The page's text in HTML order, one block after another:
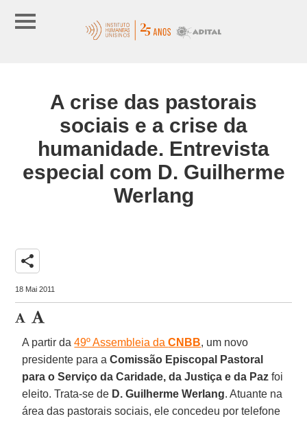
A crise das pastorais
sociais e a crise da
humanidade. Entrevista
especial com D. Guilherme
Werlang
share
18 Mai 2011
A partir da49º Assembleia daCNBB, um novo
presidente para aComissão Episcopal Pastoral
para o Serviço da Caridade, da Justiça e da Paz foi
eleito. Trata-se de D. Guilherme Werlang. Atuante na
área das pastorais sociais, ele concedeu por telefone